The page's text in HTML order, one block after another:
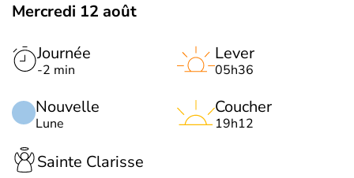
Mercredi 12 août
Journée
-2 min
Nouvelle
Lune
Lever
05h36
Coucher
19h12
Sainte Clarisse